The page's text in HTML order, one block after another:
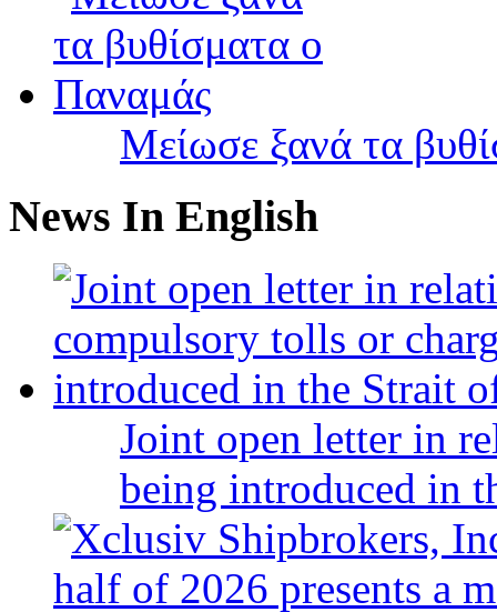
Μείωσε ξανά τα
News In English
Joint open letter in
being introduced in